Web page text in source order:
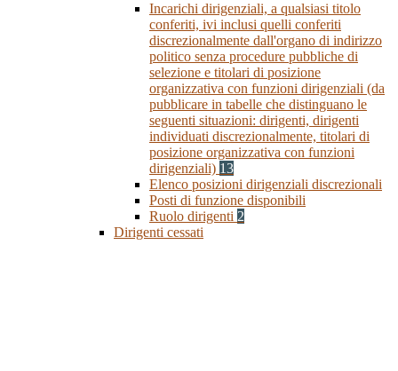
Incarichi dirigenziali, a qualsiasi titolo
conferiti, ivi inclusi quelli conferiti
discrezionalmente dall'organo di indirizzo
politico senza procedure pubbliche di
selezione e titolari di posizione
organizzativa con funzioni dirigenziali (da
pubblicare in tabelle che distinguano le
seguenti situazioni: dirigenti, dirigenti
individuati discrezionalmente, titolari di
posizione organizzativa con funzioni
dirigenziali) 13
Elenco posizioni dirigenziali discrezionali
Posti di funzione disponibili
Ruolo dirigenti 2
Dirigenti cessati